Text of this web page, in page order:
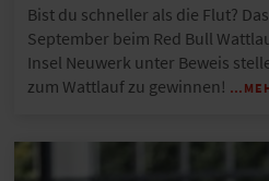
Bist du schneller als die Flut?
September beim Red Bull
Insel Neuwerk unter Beweis
zum Wattlauf zu gewinnen!